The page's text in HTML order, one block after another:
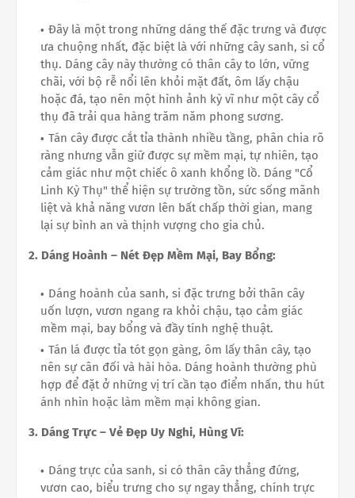
Đây là một trong những dáng thế đặc trưng và được
ưa chuộng nhất, đặc biệt là với những cây sanh, si cổ
thụ. Dáng cây này thường có thân cây to lớn, vững
chãi, với bộ rễ nổi lên khỏi mặt đất, ôm lấy chậu
hoặc đá, tạo nên một hình ảnh kỳ vĩ như một cây cổ
thụ đã trải qua hàng trăm năm phong sương.
Tán cây được cắt tỉa thành nhiều tầng, phân chia rõ
ràng nhưng vẫn giữ được sự mềm mại, tự nhiên, tạo
cảm giác như một chiếc ô xanh khổng lồ. Dáng "Cổ
Linh Kỳ Thụ" thể hiện sự trường tồn, sức sống mãnh
liệt và khả năng vươn lên bất chấp thời gian, mang
lại sự bình an và thịnh vượng cho gia chủ.
2. Dáng Hoành – Nét Đẹp Mềm Mại, Bay Bổng:
Dáng hoành của sanh, si đặc trưng bởi thân cây
uốn lượn, vươn ngang ra khỏi chậu, tạo cảm giác
mềm mại, bay bổng và đầy tính nghệ thuật.
Tán lá được tỉa tót gọn gàng, ôm lấy thân cây, tạo
nên sự cân đối và hài hòa. Dáng hoành thường phù
hợp để đặt ở những vị trí cần tạo điểm nhấn, thu hút
ánh nhìn hoặc làm mềm mại không gian.
3. Dáng Trực – Vẻ Đẹp Uy Nghi, Hùng Vĩ:
Dáng trực của sanh, si có thân cây thẳng đứng,
vươn cao, biểu trưng cho sự ngay thẳng, chính trực